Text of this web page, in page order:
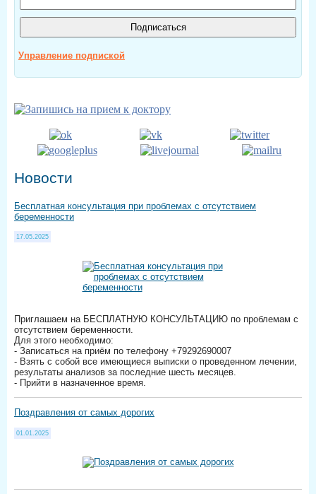
Управление подпиской
Новости
Бесплатная консультация при проблемах с отсутствием
беременности
17.05.2025
Приглашаем на БЕСПЛАТНУЮ КОНСУЛЬТАЦИЮ по проблемам с
отсутствием беременности.
Для этого необходимо:
- Записаться на приём по телефону +79292690007
- Взять с собой все имеющиеся выписки о проведенном лечении,
результаты анализов за последние шесть месяцев.
- Прийти в назначенное время.
Поздравления от самых дорогих
01.01.2025